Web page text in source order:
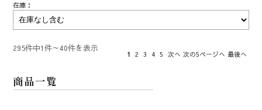
在庫：
295件中1件～40件を表示
1 2 3 4 5 次へ 次の5ページへ 最後へ
商品一覧